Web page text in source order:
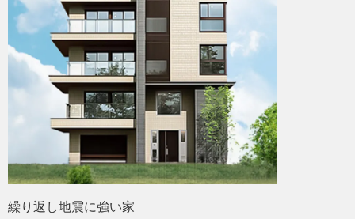
繰り返し地震に強い家